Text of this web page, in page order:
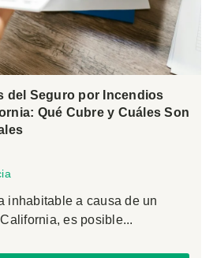
del Seguro por Incendios
Qué Cubre y Cuáles Son
inhabitable a causa de un
es posible...